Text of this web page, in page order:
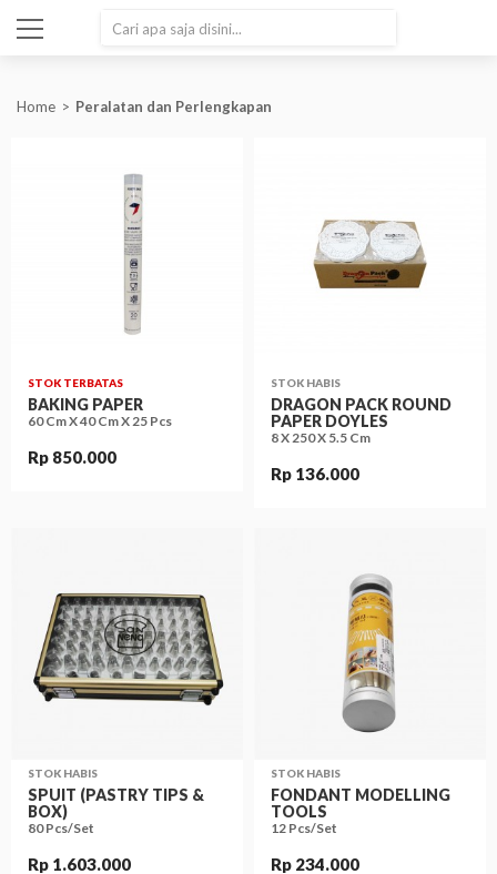
Home Peralatan dan Perlengkapan
STOK TERBATAS
BAKING PAPER
60 Cm X 40 Cm X 25 Pcs
Rp 850.000
STOK HABIS
DRAGON PACK ROUND
PAPER DOYLES
8 X 250 X 5.5 Cm
Rp 136.000
STOK HABIS
SPUIT (PASTRY TIPS &
BOX)
80 Pcs/Set
Rp 1.603.000
STOK HABIS
FONDANT MODELLING
TOOLS
12 Pcs/Set
Rp 234.000